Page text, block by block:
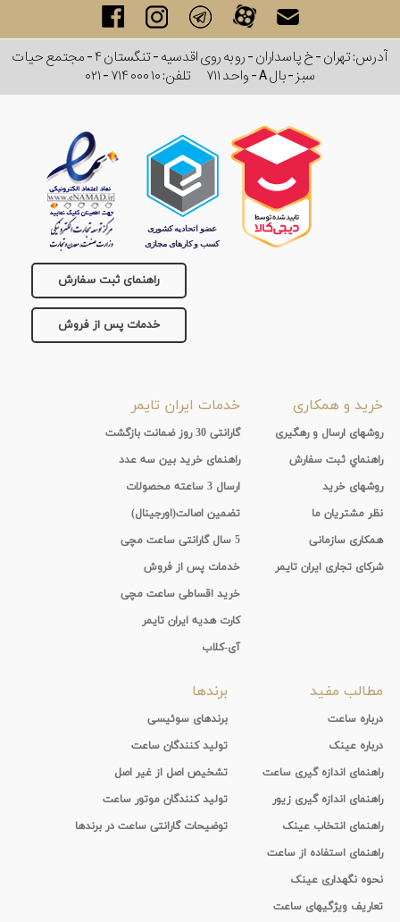
آدرس: تهران - خ پاسداران - رو به روی اقدسیه - تنگستان ۴ - مجتمع حیات
سبز - بال A - واحد ۷۱۱
تلفن:۰۲۱ - ۷۱۴ ۰۰۰ ۱۰
راهنمای ثبت سفارش
خدمات پس از فروش
خرید و همکاری
روشهای ارسال و رهگیری
راهنماي ثبت سفارش
روشهای خرید
نظر مشتریان ما
همکاری سازمانی
شرکای تجاری ایران تایمر
خدمات ایران تایمر
گارانتی 30 روز ضمانت بازگشت
راهنمای خرید بین سه عدد
ارسال 3 ساعته محصولات
تضمین اصالت(اورجینال)
5 سال گارانتی ساعت مچی
خدمات پس از فروش
خرید اقساطی ساعت مچی
کارت هدیه ایران تایمر
آی-کلاب
مطالب مفید
درباره ساعت
درباره عینک
راهنمای اندازه گیری ساعت
راهنمای اندازه گیری زیور
راهنمای انتخاب عینک
راهنمای استفاده از ساعت
نحوه نگهداری عینک
تعاریف ویژگیهای ساعت
برندها
برندهای سوئیسی
تولید کنندگان ساعت
تشخیص اصل از غیر اصل
تولید کنندگان موتور ساعت
توضیحات گارانتی ساعت در برندها